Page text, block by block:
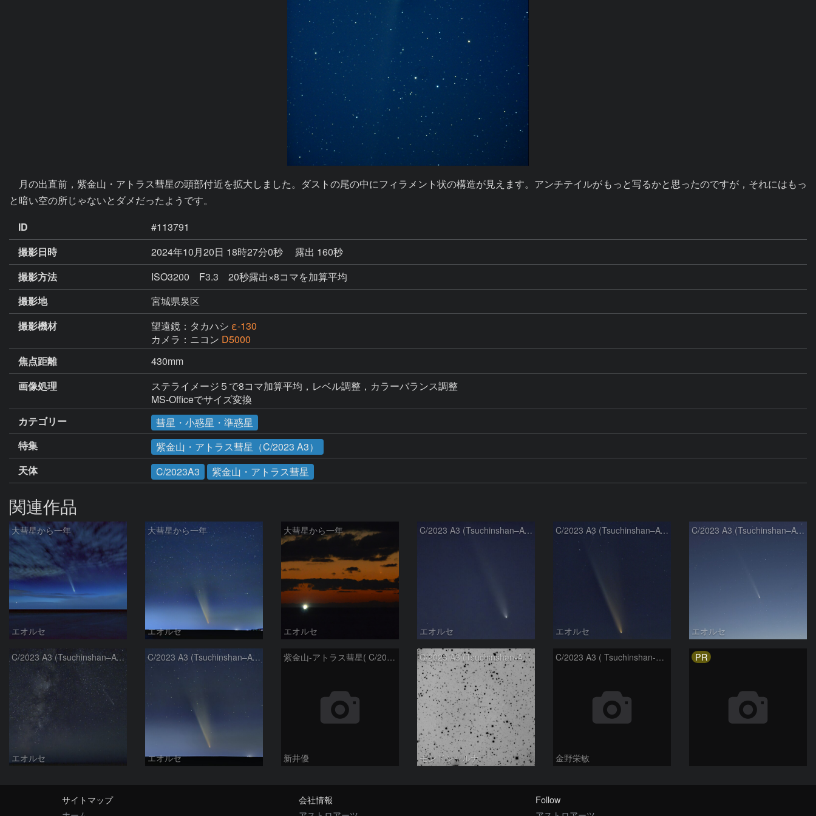
月の出直前，紫金山・アトラス彗星の頭部付近を拡大しました。ダストの尾の中にフィラメント状の構造が見えます。アンチテイルがもっと写るかと思ったのですが，それにはもっ
と暗い空の所じゃないとダメだったようです。
ID
#113791
撮影日時
2024年10月20日 18時27分0秒
露出 160秒
撮影方法
ISO3200 F3.3 20秒露出×8コマを加算平均
撮影地
宮城県泉区
撮影機材
望遠鏡：タカハシ ε-130
カメラ：ニコン D5000
焦点距離
430mm
画像処理
ステライメージ５で8コマ加算平均，レベル調整，カラーバランス調整
MS-Officeでサイズ変換
カテゴリー
彗星・小惑星・準惑星
特集
紫金山・アトラス彗星（C/2023 A3）
天体
C/2023A3 紫金山・アトラス彗星
関連作品
大彗星から一年
エオルセ
大彗星から一年
エオルセ
大彗星から一年
エオルセ
C/2023 A3 (Tsuchinshan–ATLAS)
エオルセ
C/2023 A3 (Tsuchinshan–ATLAS)
エオルセ
C/2023 A3 (Tsuchinshan–ATLAS)
エオルセ
C/2023 A3 (Tsuchinshan–ATLAS)と天の川
エオルセ
C/2023 A3 (Tsuchinshan–ATLAS)
エオルセ
紫金山-アトラス彗星( C/2023A3 )：2025/09/16
新井優
C/2023 A3 (Tsuchinshan-ATLAS)
モンドシャルナ
C/2023 A3 ( Tsuchinshan-ATLAS )
金野栄敏
PR
サイトマップ
会社情報
Follow